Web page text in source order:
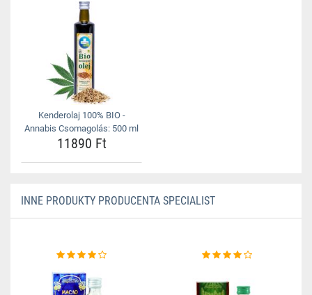
Kenderolaj 100% BIO -
Annabis Csomagolás: 500 ml
11890 Ft
INNE PRODUKTY PRODUCENTA SPECIALIST